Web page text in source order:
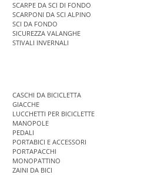
SCARPE DA SCI DI FONDO
SCARPONI DA SCI ALPINO
SCI DA FONDO
SICUREZZA VALANGHE
STIVALI INVERNALI
CASCHI DA BICICLETTA
GIACCHE
LUCCHETTI PER BICICLETTE
MANOPOLE
PEDALI
PORTABICI E ACCESSORI
PORTAPACCHI
MONOPATTINO
ZAINI DA BICI